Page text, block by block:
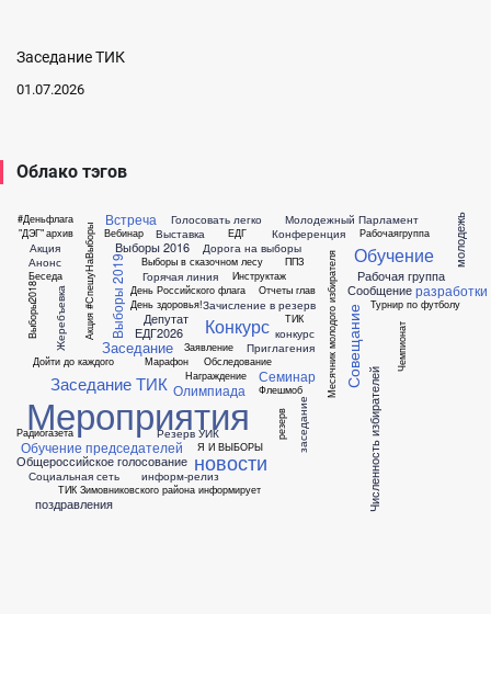
Заседание ТИК
01.07.2026
Облако тэгов
#Деньфлага
"ДЭГ"
Акция Акция #СпешуНаВыборы
Анонс
Беседа
Вебинар
Встреча
Выборы 2016
Выборы 2019 Выборы в сказочном лесу
Выборы2018
Выставка
Голосовать легко
Горячая линия
День Российского флага
День здоровья!
Депутат
Дойти до каждого
Дорога на выборы
ЕДГ
ЕДГ2026
Жеребъевка Заседание
Заседание ТИК
Зачисление в резерв
Заявление
Инструктаж
Конкурс
Конференция
Марафон
Мероприятия
Месячник молодого избирателя
Молодежный Парламент
Награждение
Обследование
Обучение
Обучение председателей
Общероссийское голосование
Олимпиада
Отчеты глав
ППЗ
Приглагения
Рабочая группа
Рабочаягруппа
Радиогазета Резерв УИК
Семинар Совещание
Сообщение
Социальная сеть
ТИК
ТИК Зимовниковского района информирует
Турнир по футболу
Флешмоб
Чемпионат
Численность избирателей
Я И ВЫБОРЫ
архив
заседание
информ-релиз
конкурс
молодежь
новости
поздравления
разработки
резерв